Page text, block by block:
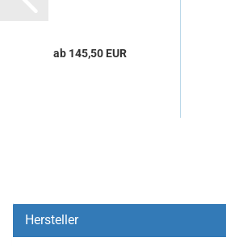
ab 145,50 EUR
Hersteller